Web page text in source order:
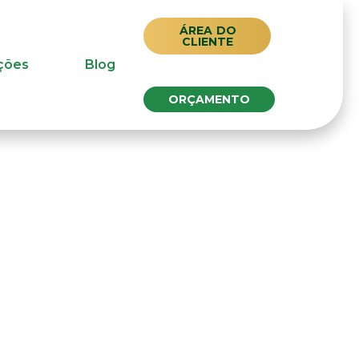
Blog
ÁREA DO
CLIENTE
ORÇAMENTO